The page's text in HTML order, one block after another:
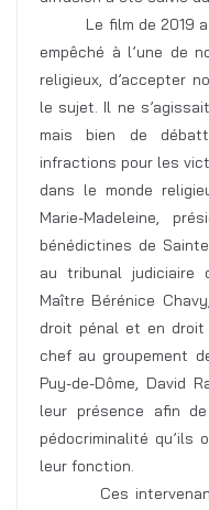
Le film de 2019 a
empêché à l’une de
religieux, d’accepter
le sujet. Il ne
mais bien de
infractions pour les
dans le monde
Marie-Madeleine,
bénédictines de
au tribunal judiciaire
Maître Bérénice
droit pénal et en droit
chef au groupement
Puy-de-Dôme, David
leur présence afin
pédocriminalité
leur fonction.
Ces intervenants